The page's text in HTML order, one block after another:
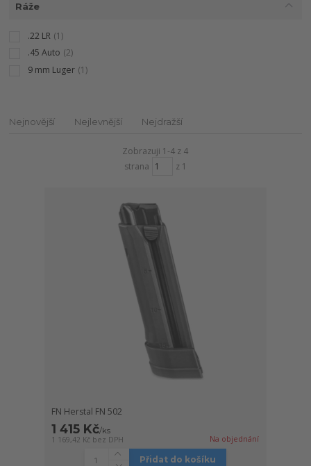
Ráže
.22 LR (1)
.45 Auto (2)
9 mm Luger (1)
Nejnovější Nejlevnější Nejdražší
Zobrazuji 1-4 z 4
strana
z 1
FN Herstal FN 502
1 415 Kč/ks
1 169,42 Kč bez DPH Na objednání
Přidat do košíku